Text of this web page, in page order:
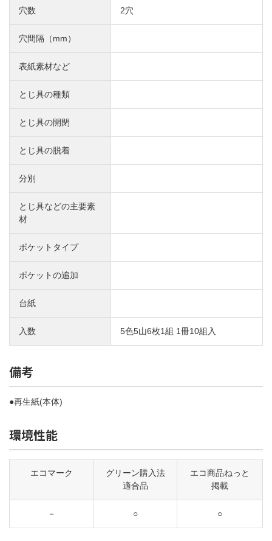
穴数 2穴
穴間隔（mm）
表紙素材など
とじ具の種類
とじ具の開閉
とじ具の脱着
分別
とじ具などの主要素
材
ポケットタイプ
ポケットの追加
台紙
入数 5色5山6枚1組 1冊10組入
備考
●再生紙(本体)
環境性能
エコマーク
グリーン購入法
適合品
エコ商品ねっと
掲載
－ ○ ○